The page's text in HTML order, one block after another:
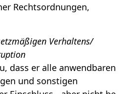
Rechtsordnungen,
Verhaltens/
dass er alle anwendbaren
und sonstigen